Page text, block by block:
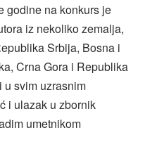
godine na konkurs je
iz nekoliko zemalja,
Srbija, Bosna i
Crna Gora i Republika
u svim uzrasnim
i ulazak u zbornik
umetnikom